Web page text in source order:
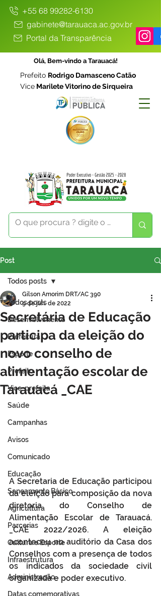
+55 68 99282-6130
gabinete@tarauaca.ac.gov.br
Portal da Transparência
Olá, Bem-vindo a Tarauacá!
Prefeito Rodrigo Damasceno Catão
Vice Marilete Vitorino de Sirqueira
Post
Todos posts
Desenvolvimento
Prefeitura
Esporte
Prefeito
Vice-prefeita
Saúde
Campanhas
Avisos
Comunicado
Educação
Saneamento Básico
Agricultura
Parcerias
Cultura e Esporte
Infraestrutura
Administração
Datas comemorativas
Todos posts
Secretária de Educação
participa da eleição do
novo conselho de
alimentação escolar de
Tarauacá _CAE
Gilson Amorim DRT/AC 390
9 de jun. de 2022
A Secretaria de Educação participou
da eleição para composição da nova
diretoria do Conselho de
Alimentação Escolar de Tarauacá.
_CAE 2022/2026. A eleição
aconteceu no auditório da Casa dos
Conselhos com a presença de todos
os indicados da sociedade civil
organizada e poder executivo.